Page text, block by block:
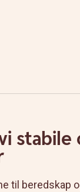
til beredskap